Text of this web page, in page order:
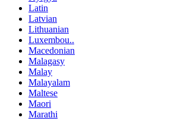
Latin
Latvian
Lithuanian
Luxembou..
Macedonian
Malagasy
Malay
Malayalam
Maltese
Maori
Marathi